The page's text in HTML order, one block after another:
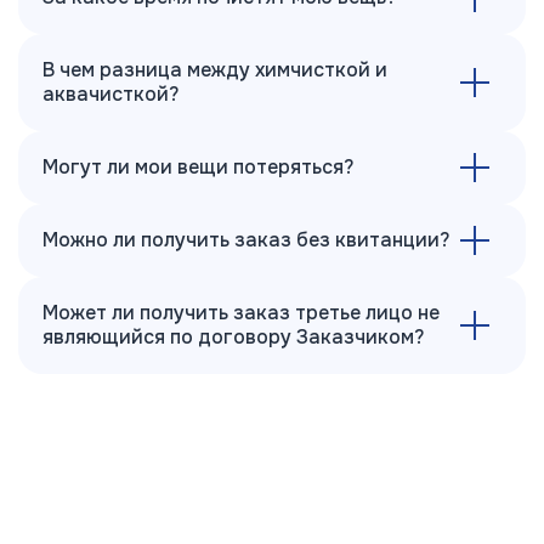
В чем разница между химчисткой и
аквачисткой?
Могут ли мои вещи потеряться?
Можно ли получить заказ без квитанции?
Может ли получить заказ третье лицо не
являющийся по договору Заказчиком?